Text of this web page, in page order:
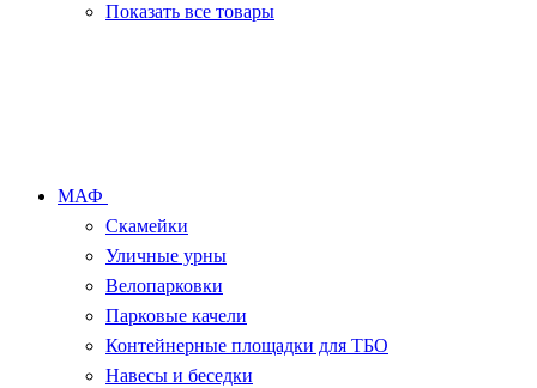
Показать все товары
МАФ
Скамейки
Уличные урны
Велопарковки
Парковые качели
Контейнерные площадки для ТБО
Навесы и беседки